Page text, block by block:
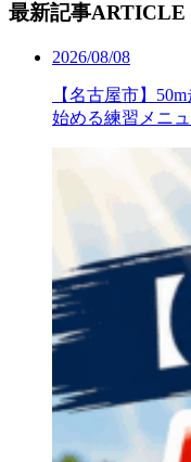
最新記事ARTICLE
2026/08/08
【名古屋市】
始める練習メニュ